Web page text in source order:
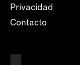
Privacidad
Contacto